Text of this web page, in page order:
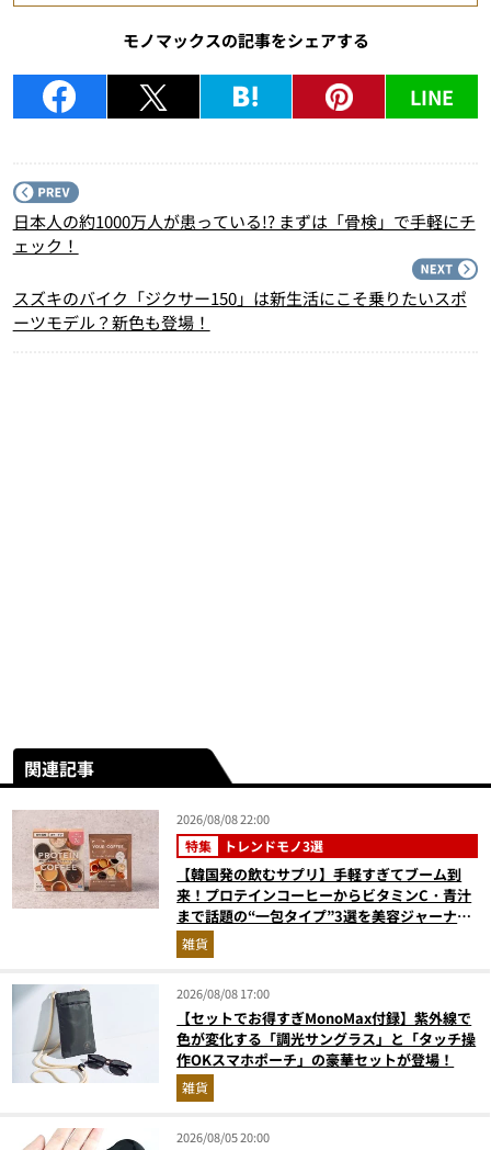
モノマックスの記事をシェアする
LINE
日本人の約1000万人が患っている!? まずは「骨検」で手軽にチ
ェック！
スズキのバイク「ジクサー150」は新生活にこそ乗りたいスポ
ーツモデル？新色も登場！
関連記事
2026/08/08 22:00
特集 トレンドモノ3選
【韓国発の飲むサプリ】手軽すぎてブーム到
来！プロテインコーヒーからビタミンC・青汁
まで話題の“一包タイプ”3選を美容ジャーナリ
ストが徹底解説
雑貨
2026/08/08 17:00
【セットでお得すぎMonoMax付録】紫外線で
色が変化する「調光サングラス」と「タッチ操
作OKスマホポーチ」の豪華セットが登場！
雑貨
2026/08/05 20:00